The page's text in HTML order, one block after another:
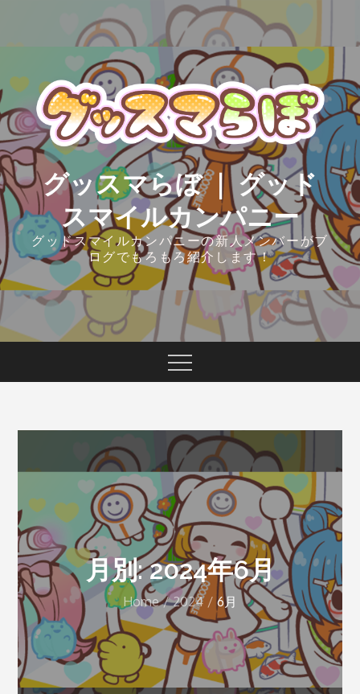
グッスマらぼ ｜ グッド
スマイルカンパニー
グッドスマイルカンパニーの新人メンバーがブ
ログでもろもろ紹介します！
月別: 2024年6月
Home 2024 6月